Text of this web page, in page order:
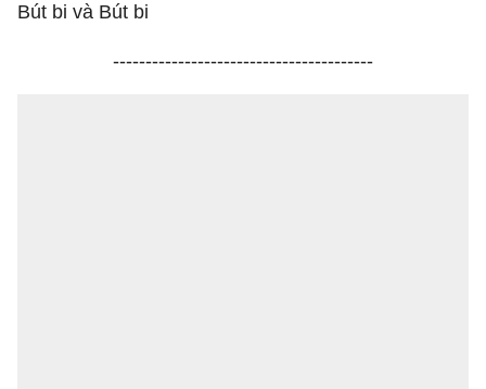
Bút bi và Bút bi
----------------------------------------